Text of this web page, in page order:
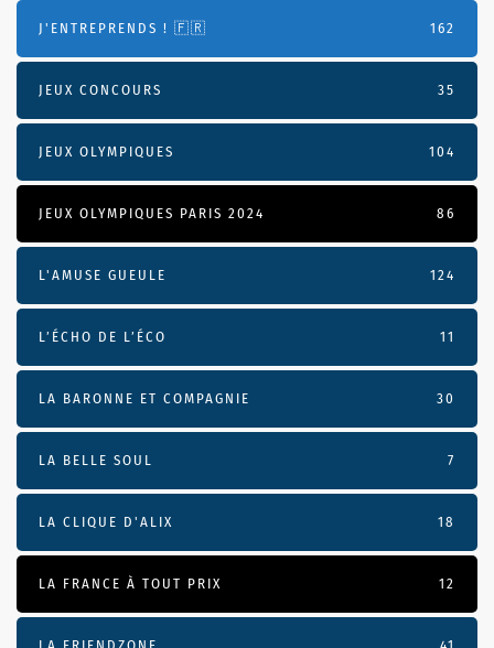
J'ENTREPRENDS ! 🇫🇷 162
JEUX CONCOURS 35
JEUX OLYMPIQUES 104
JEUX OLYMPIQUES PARIS 2024 86
L'AMUSE GUEULE 124
L’ÉCHO DE L’ÉCO 11
LA BARONNE ET COMPAGNIE 30
LA BELLE SOUL 7
LA CLIQUE D'ALIX 18
LA FRANCE À TOUT PRIX 12